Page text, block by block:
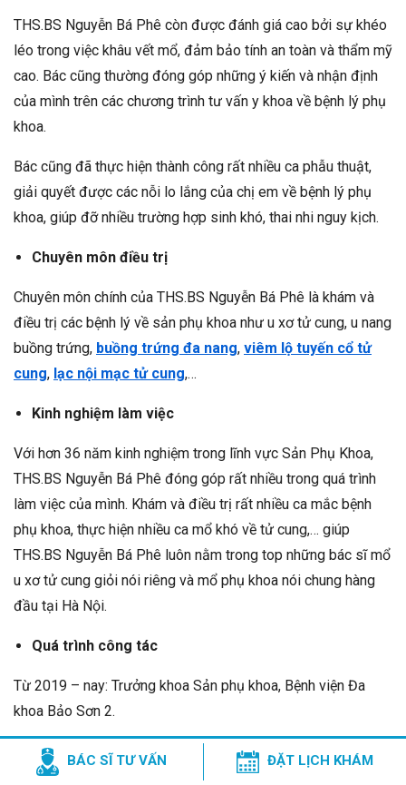
THS.BS Nguyễn Bá Phê còn được đánh giá cao bởi sự khéo
léo trong việc khâu vết mổ, đảm bảo tính an toàn và thẩm mỹ
cao. Bác cũng thường đóng góp những ý kiến và nhận định
của mình trên các chương trình tư vấn y khoa về bệnh lý phụ
khoa.
Bác cũng đã thực hiện thành công rất nhiều ca phẫu thuật,
giải quyết được các nỗi lo lắng của chị em về bệnh lý phụ
khoa, giúp đỡ nhiều trường hợp sinh khó, thai nhi nguy kịch.
Chuyên môn điều trị
Chuyên môn chính của THS.BS Nguyễn Bá Phê là khám và
điều trị các bệnh lý về sản phụ khoa như u xơ tử cung, u nang
buồng trứng, buồng trứng đa nang, viêm lộ tuyến cổ tử
cung, lạc nội mạc tử cung,…
Kinh nghiệm làm việc
Với hơn 36 năm kinh nghiệm trong lĩnh vực Sản Phụ Khoa,
THS.BS Nguyễn Bá Phê đóng góp rất nhiều trong quá trình
làm việc của mình. Khám và điều trị rất nhiều ca mắc bệnh
phụ khoa, thực hiện nhiều ca mổ khó về tử cung,… giúp
THS.BS Nguyễn Bá Phê luôn nằm trong top những bác sĩ mổ
u xơ tử cung giỏi nói riêng và mổ phụ khoa nói chung hàng
đầu tại Hà Nội.
Quá trình công tác
Từ 2019 – nay: Trưởng khoa Sản phụ khoa, Bệnh viện Đa
khoa Bảo Sơn 2.
Hiện tại: Nguyên Phó trưởng Khoa Phụ ngoại, Bệnh viện Phụ
sản Trung ương.
BÁC SĨ TƯ VẤN ĐẶT LỊCH KHÁM